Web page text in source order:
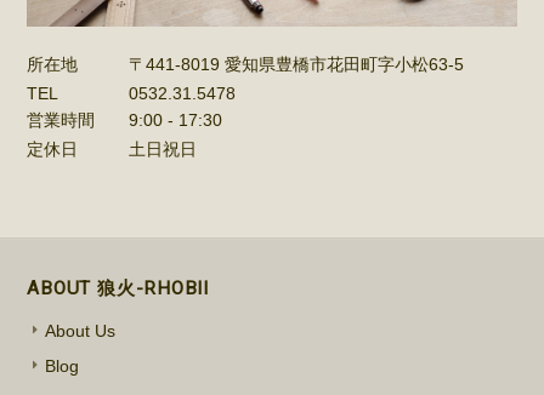
所在地
〒441-8019 愛知県豊橋市花田町字小松63-5
TEL
0532.31.5478
営業時間
9:00 - 17:30
定休日
土日祝日
ABOUT 狼火-RHOBII
About Us
Blog